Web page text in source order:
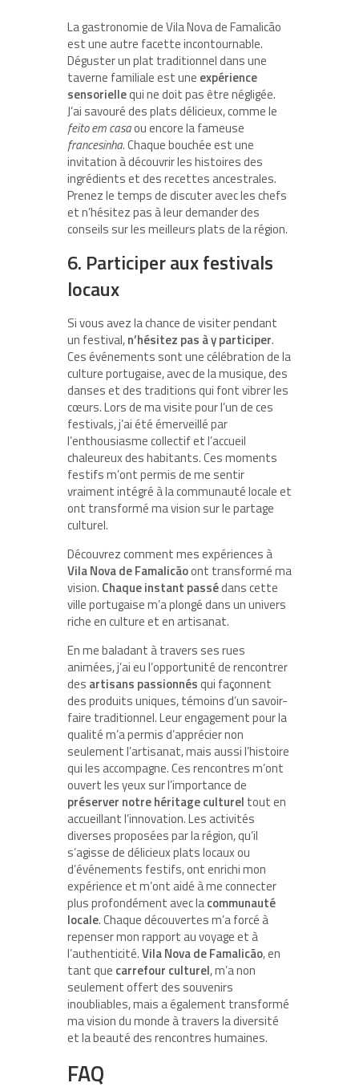
La gastronomie de Vila Nova de Famalicão
est une autre facette incontournable.
Déguster un plat traditionnel dans une
taverne familiale est une expérience
sensoriellequi ne doit pas être négligée.
J’ai savouré des plats délicieux, comme le
feito em casaou encore la fameuse
francesinha. Chaque bouchée est une
invitation à découvrir les histoires des
ingrédients et des recettes ancestrales.
Prenez le temps de discuter avec les chefs
et n’hésitez pas à leur demander des
conseils sur les meilleurs plats de la région.
6. Participer aux festivals
locaux
Si vous avez la chance de visiter pendant
un festival,n’hésitez pas à y participer.
Ces événements sont une célébration de la
culture portugaise, avec de la musique, des
danses et des traditions qui font vibrer les
cœurs. Lors de ma visite pour l’un de ces
festivals, j’ai été émerveillé par
l’enthousiasme collectif et l’accueil
chaleureux des habitants. Ces moments
festifs m’ont permis de me sentir
vraiment intégré à la communauté locale et
ont transformé ma vision sur le partage
culturel.
Découvrez comment mes expériences à
Vila Nova de Famalicãoont transformé ma
vision. Chaque instant passédans cette
ville portugaise m’a plongé dans un univers
riche en culture et en artisanat.
En me baladant à travers ses rues
animées, j’ai eu l’opportunité de rencontrer
des artisans passionnésqui façonnent
des produits uniques, témoins d’un savoir-
faire traditionnel. Leur engagement pour la
qualité m’a permis d’apprécier non
seulement l’artisanat, mais aussi l’histoire
qui les accompagne. Ces rencontres m’ont
ouvert les yeux sur l’importance de
préserver notre héritage culturel tout en
accueillant l’innovation. Les activités
diverses proposées par la région, qu’il
s’agisse de délicieux plats locaux ou
d’événements festifs, ont enrichi mon
expérience et m’ont aidé à me connecter
plus profondément avec lacommunauté
locale. Chaque découvertes m’a forcé à
repenser mon rapport au voyage et à
l’authenticité.Vila Nova de Famalicão, en
tant que carrefour culturel, m’a non
seulement offert des souvenirs
inoubliables, mais a également transformé
ma vision du monde à travers la diversité
et la beauté des rencontres humaines.
FAQ